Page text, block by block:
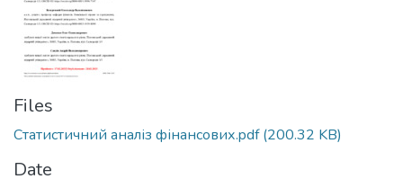
Files
Статистичний аналіз фінансових.pdf(200.32 KB)
Date